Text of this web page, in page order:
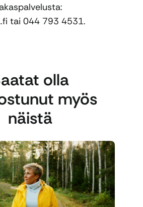
tai 044 793 4531.
olla
myös
näistä